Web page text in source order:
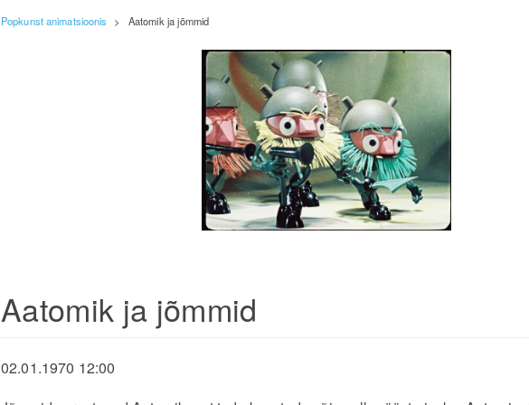
Popkunst animatsioonis > Aatomik ja jõmmid
Aatomik ja jõmmid
02.01.1970 12:00